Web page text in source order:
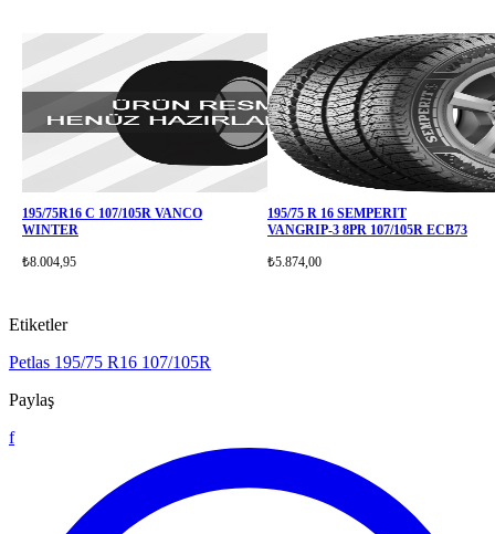
195/75R16 C 107/105R VANCO
WINTER
₺8.004,95
195/75 R 16 SEMPERIT
VANGRIP-3 8PR 107/105R ECB73
₺5.874,00
Etiketler
Petlas 195/75 R16 107/105R
Paylaş
f